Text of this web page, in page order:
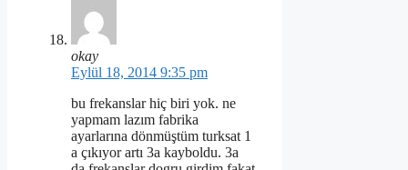
okay
Eylül 18, 2014 9:35 pm
bu frekanslar hiç biri yok. ne
yapmam lazım fabrika
ayarlarına dönmüştüm turksat 1
a çıkıyor artı 3a kayboldu. 3a